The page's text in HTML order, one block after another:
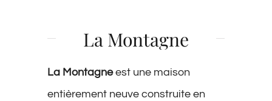
La Montagne
La Montagneest une maison
entièrement neuve construite en